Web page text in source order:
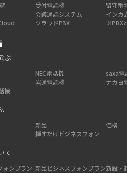
受付電話機
留守番
会議通話システム
インカ
クラウドPBX ※PBX
ぶ
NEC電話機
saxa電
岩通電話機
ナカヨ
機
新品
価格
挿すだけビジネスフォン
て
ォンプラン 新品ビジネスフォンプラン新設・